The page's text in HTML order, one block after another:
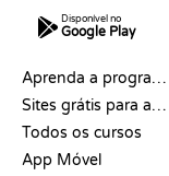
Disponível no
Google Play
Aprenda a programar
Sites grátis para aprender a programar
Todos os cursos
App Móvel